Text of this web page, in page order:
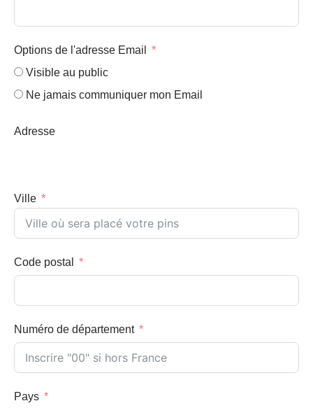
Options de l'adresse Email
Visible au public
Ne jamais communiquer mon Email
Adresse
Ville
Code postal
Numéro de département
Pays